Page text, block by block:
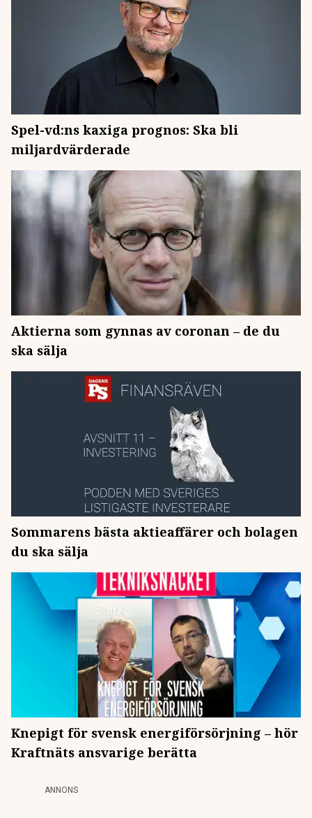
Spel-vd:ns kaxiga prognos: Ska bli
miljardvärderade
Aktierna som gynnas av coronan – de du
ska sälja
Sommarens bästa aktieaffärer och bolagen
du ska sälja
Knepigt för svensk energiförsörjning – hör
Kraftnäts ansvarige berätta
ANNONS